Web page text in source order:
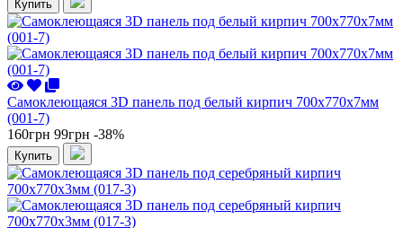
Купить
Самоклеющаяся 3D панель под белый кирпич 700x770x7мм
(001-7)
160грн 99грн -38%
Купить